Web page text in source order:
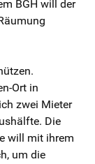
BGH will der
Ort in
zwei Mieter
Die
will mit ihrem
um die